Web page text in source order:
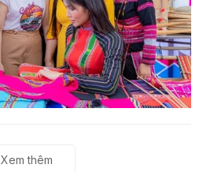
Xem thêm